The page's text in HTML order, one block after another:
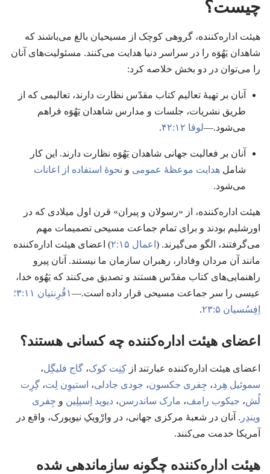
چیست؟‏
هیئت اداره‌کننده،‏ گروهی کوچک از مسیحیان بالغ می‌باشند که
شاهدان یَهُوَه را در سراسر دنیا هدایت می‌کنند.‏ مسئولیت‌های آنان
را می‌توان در دو بخش خلاصه کرد:‏
آنان بر تهیهٔ تعالیم کتاب مقدّس نظارت دارند،‏ تعالیمی که از
طریق نشریات،‏ جلسات و مدارس شاهدان یَهُوَه فراهم
می‌شود.‏—‏لوقا ۱۲:‏۴۲ ‏.‏
آنان بر فعالیت جهانی شاهدان یَهُوَه نظارت دارند.‏ این کار
شامل هدایت موعظهٔ عمومی و نحوهٔ استفاده از اعانات
می‌شود.‏
هیئت اداره‌کننده،‏ از «رسولان و پیران» قرن اول میلادی که در
اورشلیم بودند و برای تمام جماعت مسیحی تصمیمات مهم
می‌گرفتند،‏ الگو می‌گیرند.‏ (‏ اعمال ۱۵:‏۲
‏)‏ اعضای هیئت اداره‌کننده
مانند آن مردان وفادار،‏ رهبران سازمان ما نیستند.‏ آنان پیرو
راهنمایی‌های کتاب مقدّس هستند و تصدیق می‌کنند که یَهُوَه خدا،‏
عیسی را سر جماعت مسیحی قرار داده است.‏—‏۱قُرِنتیان ۱۱:‏۳؛‏
اِفِسُسیان ۵:‏۲۳
‏.‏
اعضای هیئت اداره‌کننده چه کسانی هستند؟‏
اعضای هیئت اداره‌کننده عبارتند از کِنِت کوک‏،‏ گاج فلیگِل‏،‏
سموئیل هِرد‏،‏ جِفری جکسون‏،‏ جودی جادلی‏،‏ استیوِن لِت‏،‏ گِرِت
لُش‏،‏ جیکوب رامف‏،‏ مارک ساندرسن‏،‏ دیوید اِسپلِین و جِفری
ویندِر ‏.‏ آنان در شعبهٔ مرکزی جهانی،‏ در وارْویکِ نیویورک،‏ واقع در
آمریکا خدمت می‌کنند.‏
هیئت اداره‌کننده چگونه سازماندهی شده